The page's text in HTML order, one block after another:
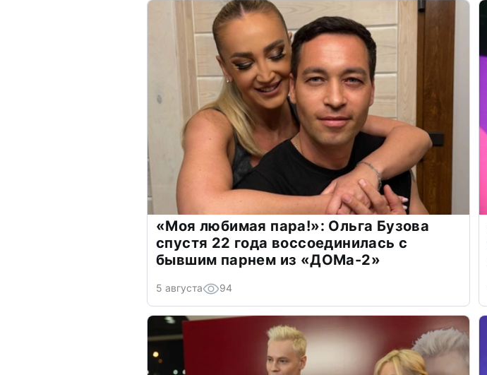
«Моя любимая пара!»: Ольга Бузова
спустя 22 года воссоединилась с
бывшим парнем из «ДОМа-2»
5 августа 94